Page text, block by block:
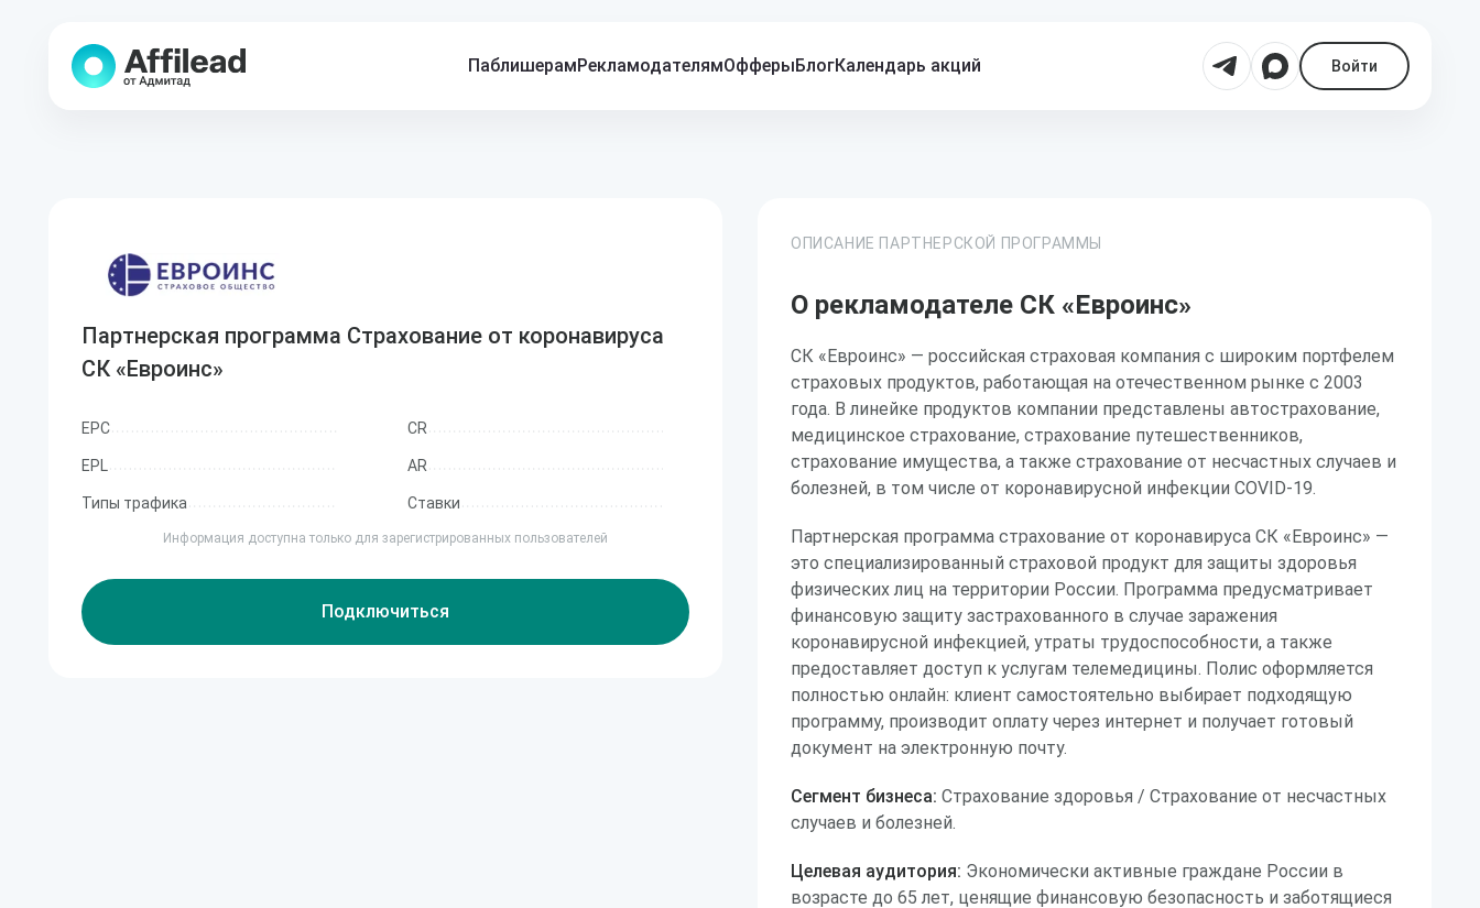
ПаблишерамРекламодателямОфферыБлогКалендарь акций Войти
Партнерская программа Страхование от коронавируса
СК «Евроинс»
EPC CR
EPL AR
Типы трафика Ставки
Информация доступна только для зарегистрированных пользователей
Подключиться
ОПИСАНИЕ ПАРТНЕРСКОЙ ПРОГРАММЫ
О рекламодателе СК «Евроинс»
СК «Евроинс» — российская страховая компания с широким портфелем
страховых продуктов, работающая на отечественном рынке с 2003
года. В линейке продуктов компании представлены автострахование,
медицинское страхование, страхование путешественников,
страхование имущества, а также страхование от несчастных случаев и
болезней, в том числе от коронавирусной инфекции COVID-19.
Партнерская программа страхование от коронавируса СК «Евроинс» —
это специализированный страховой продукт для защиты здоровья
физических лиц на территории России. Программа предусматривает
финансовую защиту застрахованного в случае заражения
коронавирусной инфекцией, утраты трудоспособности, а также
предоставляет доступ к услугам телемедицины. Полис оформляется
полностью онлайн: клиент самостоятельно выбирает подходящую
программу, производит оплату через интернет и получает готовый
документ на электронную почту.
Сегмент бизнеса: Страхование здоровья / Страхование от несчастных
случаев и болезней.
Целевая аудитория: Экономически активные граждане России в
возрасте до 65 лет, ценящие финансовую безопасность и заботящиеся